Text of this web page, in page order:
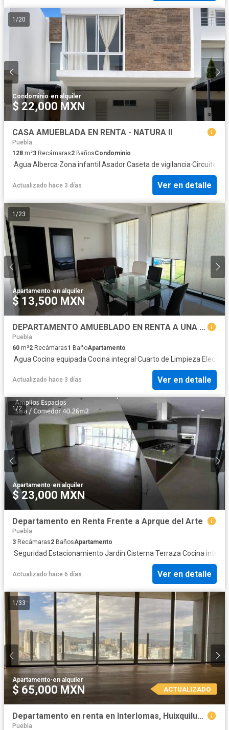
1 /20
Condominio·en alquiler
$ 22,000 MXN
CASA AMUEBLADA EN RENTA - NATURA II
Puebla
128 m²3 Recámaras2 BañosCondominio
·Agua·Alberca·Zona infantil ·Asador·Caseta de vigilancia·Circuito
Actualizado hace 3 días Ver en detalle
1 /23
Apartamento·en alquiler
$ 13,500 MXN
DEPARTAMENTO AMUEBLADO EN RENTA A UNA CALLE DE CAMINO REAL
Puebla
60 m²2 Recámaras1 BañoApartamento
·Agua·Cocina equipada·Cocina integral·Cuarto de Limpieza·
Actualizado hace 3 días Ver en detalle
1/2
Apartamento·en alquiler
$ 23,000 MXN
Departamento en Renta Frente a Aprque del Arte
Puebla
3 Recámaras2 BañosApartamento
·Seguridad·Estacionamiento·Jardín·Cisterna·Terraza·Cocina
Actualizado hace 6 días Ver en detalle
1 /33
Apartamento·en alquiler
$ 65,000 MXN ACTUALIZADO
Departamento en renta en Interlomas, Huixquilucan, México
Puebla